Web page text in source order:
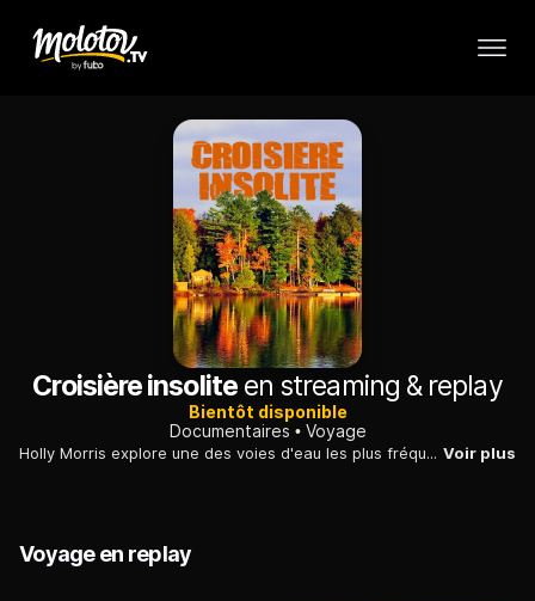
Croisière insoliteen streaming & replay
Bientôt disponible
Documentaires
Voyage
Holly Morris explore une des voies d'eau les plus fréquentées au monde, la région des Grands Lacs, qui sépare le Canada des Etat-Unis. Voir plus
Voyage en replay